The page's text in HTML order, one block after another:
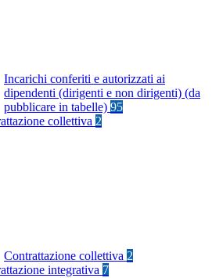
Incarichi conferiti e autorizzati ai
dipendenti (dirigenti e non dirigenti) (da
pubblicare in tabelle) 95
collettiva 2
Contrattazione collettiva 2
integrativa 7